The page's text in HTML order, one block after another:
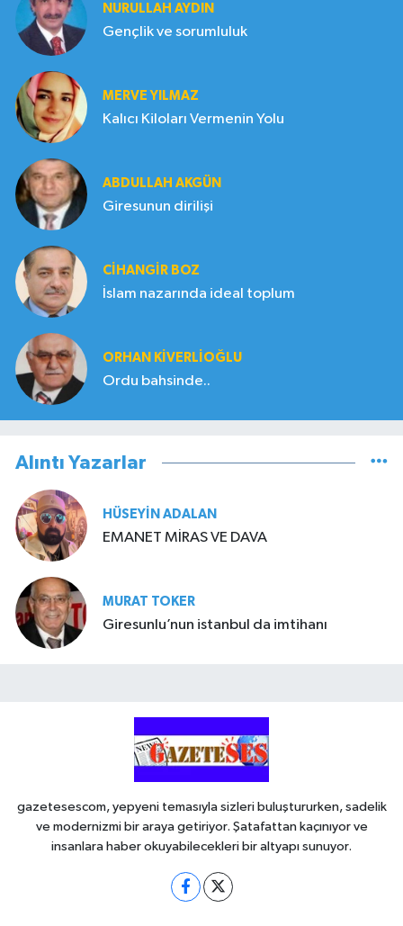
NURULLAH AYDIN
Gençlik ve sorumluluk
MERVE YILMAZ
Kalıcı Kiloları Vermenin Yolu
ABDULLAH AKGÜN
Giresunun dirilişi
CIHANGIR BOZ
İslam nazarında ideal toplum
ORHAN KIVERLIOĞLU
Ordu bahsinde..
Alıntı Yazarlar
HÜSEYIN ADALAN
EMANET MİRAS VE DAVA
MURAT TOKER
Giresunlu’nun istanbul da imtihanı
gazetesescom, yepyeni temasıyla sizleri buluştururken, sadelik
ve modernizmi bir araya getiriyor. Şatafattan kaçınıyor ve
insanlara haber okuyabilecekleri bir altyapı sunuyor.